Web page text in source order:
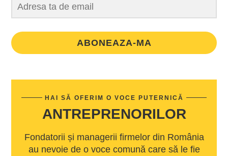
ABONEAZA-MA
HAI SĂ OFERIM O VOCE PUTERNICĂ
ANTREPRENORILOR
Fondatorii și managerii firmelor din România
au nevoie de o voce comună care să le fie